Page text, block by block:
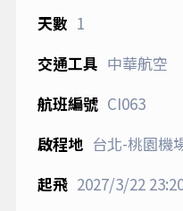
1
中華航空
CI063
台北-桃園機
2027/3/22